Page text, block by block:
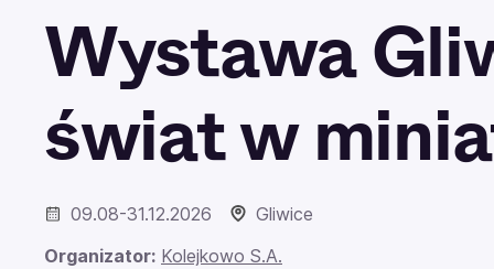
Wystawa
świat w
09.08-31.12.2026
Gliwice
Organizator: Kolejkowo S.A.